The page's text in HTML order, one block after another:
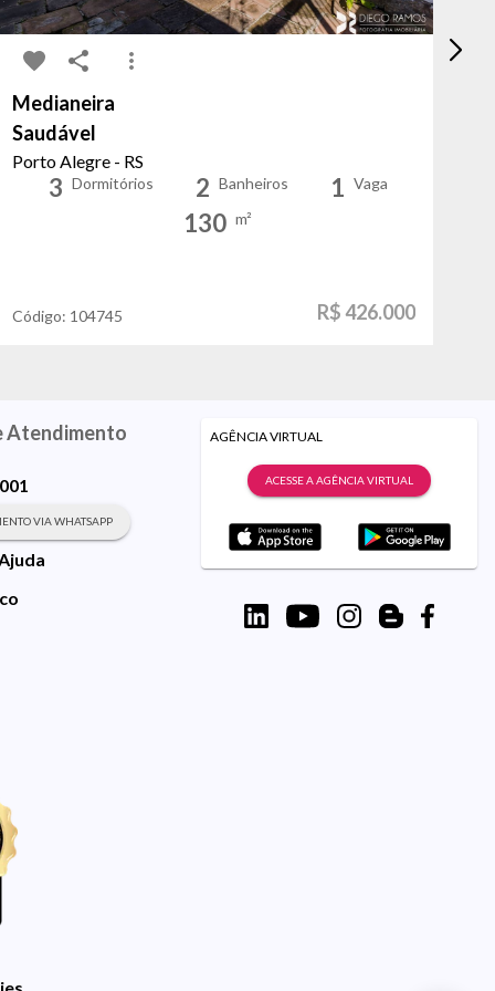
Medianeira
Saudável
Porto Alegre - RS
3 Dormitórios 2 Banheiros 1 Vaga
130 m²
Código: 104745 R$ 426.000
Atendimento
VIA WHATSAPP
AGÊNCIA VIRTUAL
ACESSE A AGÊNCIA VIRTUAL